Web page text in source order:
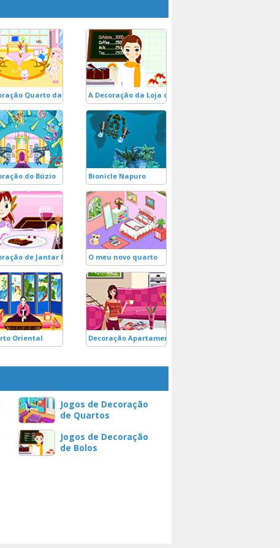
Quarto das BonecasA Decoração da Loja de Bolos
do Búzio Bionicle Napuro
de Jantar Romântico!O meu novo quarto
Oriental Decoração Apartamento
Jogos de Decoração
de Quartos
Jogos de Decoração
de Bolos